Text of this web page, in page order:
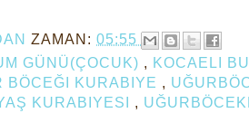
ZAMAN: 05:55
GÜNÜ(ÇOCUK) , KOCAELI
BÖCEĞI KURABIYE ,
KURABIYESI ,